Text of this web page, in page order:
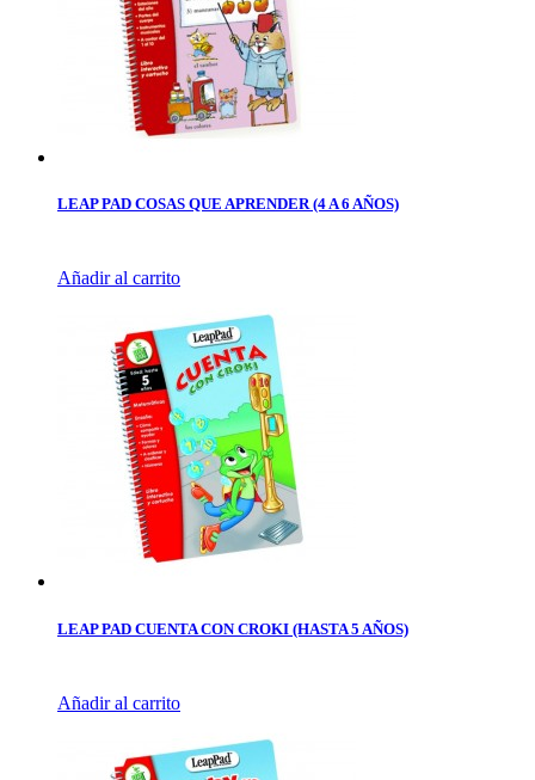
LEAP PAD COSAS QUE APRENDER (4 A 6 AÑOS)
Añadir al carrito
LEAP PAD CUENTA CON CROKI (HASTA 5 AÑOS)
Añadir al carrito